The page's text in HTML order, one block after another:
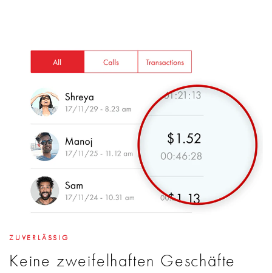
ZUVERLÄSSIG
Keine zweifelhaften Geschäfte